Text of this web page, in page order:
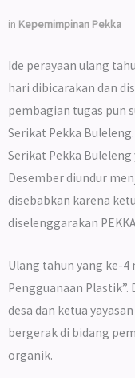
in Kepemimpinan Pekka
Ide perayaan ulang
hari dibicarakan dan
pembagian tugas pun
Serikat Pekka
Serikat Pekka
Desember diundur
disebabkan karena
diselenggarakan
Ulang tahun yang ke-
Pengguanaan
desa dan ketua
bergerak di bidang
organik.